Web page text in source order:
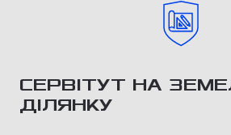
СЕРВІТУТ НА
ДІЛЯНКУ